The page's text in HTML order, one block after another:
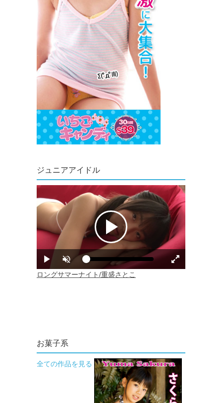
ジュニアアイドル
お菓子系
全ての作品を見る